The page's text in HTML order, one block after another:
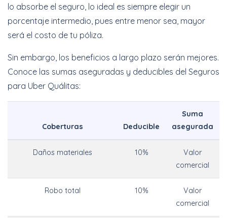
lo absorbe el seguro, lo ideal es siempre elegir un
porcentaje intermedio, pues entre menor sea, mayor
será el costo de tu póliza.
Sin embargo, los beneficios a largo plazo serán mejores.
Conoce las sumas aseguradas y deducibles del Seguros
para Uber Quálitas:
Coberturas Deducible
Suma
asegurada
Daños materiales 10%
Valor
comercial
Robo total 10%
Valor
comercial